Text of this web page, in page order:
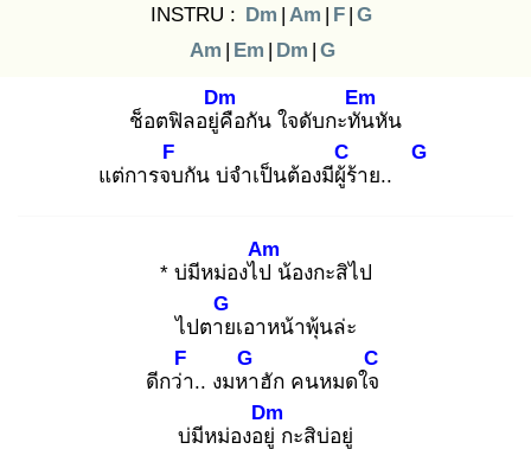
INSTRU : Dm | Am | F | G
Am | Em | Dm | G
ช็อตฟิลอยู่คื
Dm
อกัน ใจดับกะทัน
Em
หัน
แต่การจบ
F
กัน บ่จำเป็นต้องมีผู้ร้
C
าย..
G
* บ่มีหม่องไป
Am
น้องกะสิไป
ไปตาย
G
เอาหน้าพุ้นล่ะ
ดีกว่า
F
.. งมหา
G
ฮัก คนหมดใจ
C
บ่มีหม่องอยู่
Dm
กะสิบ่อยู่